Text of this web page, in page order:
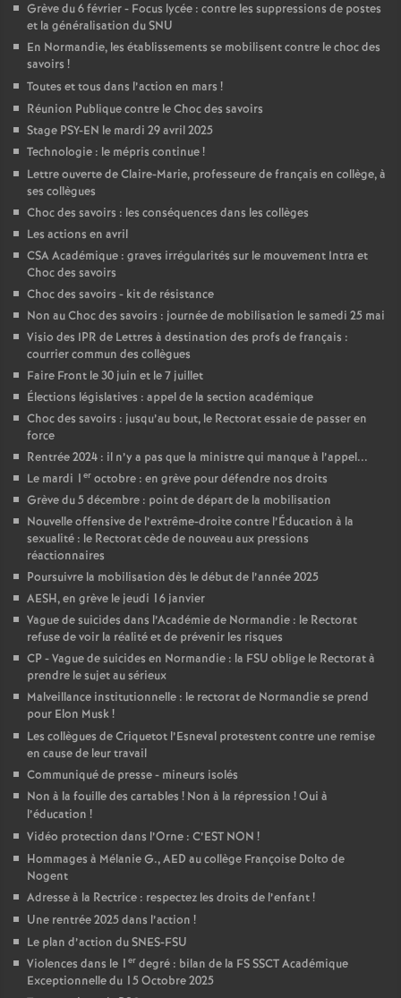
Grève du 6 février - Focus lycée : contre les suppressions de postes
et la généralisation du SNU
En Normandie, les établissements se mobilisent contre le choc des
savoirs !
Toutes et tous dans l’action en mars !
Réunion Publique contre le Choc des savoirs
Stage PSY-EN le mardi 29 avril 2025
Technologie : le mépris continue!
Lettre ouverte de Claire-Marie, professeure de français en collège, à
ses collègues
Choc des savoirs : les conséquences dans les collèges
Les actions en avril
CSA Académique : graves irrégularités sur le mouvement Intra et
Choc des savoirs
Choc des savoirs - kit de résistance
Non au Choc des savoirs : journée de mobilisation le samedi 25 mai
Visio des IPR de Lettres à destination des profs de français :
courrier commun des collègues
Faire Front le 30 juin et le 7 juillet
Élections législatives : appel de la section académique
Choc des savoirs : jusqu’au bout, le Rectorat essaie de passer en
force
Rentrée 2024 : il n’y a pas que la ministre qui manque à l’appel...
Le mardi 1 er octobre : en grève pour défendre nos droits
Grève du 5 décembre : point de départ de la mobilisation
Nouvelle offensive de l’extrême-droite contre l’Éducation à la
sexualité : le Rectorat cède de nouveau aux pressions
réactionnaires
Poursuivre la mobilisation dès le début de l’année 2025
AESH, en grève le jeudi 16 janvier
Vague de suicides dans l’Académie de Normandie : le Rectorat
refuse de voir la réalité et de prévenir les risques
CP - Vague de suicides en Normandie : la FSU oblige le Rectorat à
prendre le sujet au sérieux
Malveillance institutionnelle : le rectorat de Normandie se prend
pour Elon Musk!
Les collègues de Criquetot l’Esneval protestent contre une remise
en cause de leur travail
Communiqué de presse - mineurs isolés
Non à la fouille des cartables ! Non à la répression ! Oui à
l’éducation !
Vidéo protection dans l’Orne : C’EST NON !
Hommages à Mélanie G., AED au collège Françoise Dolto de
Nogent
Adresse à la Rectrice : respectez les droits de l’enfant!
Une rentrée 2025 dans l’action !
Le plan d’action du SNES-FSU
Violences dans le 1 er degré : bilan de la FS SSCT Académique
Exceptionnelle du 15 Octobre 2025